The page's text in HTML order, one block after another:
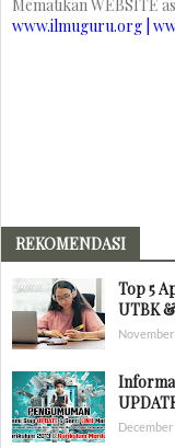
Mematikan WEBSITE
www.ilmuguru.org |
REKOMENDASI
Top 5
UTBK
December